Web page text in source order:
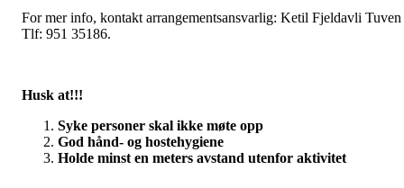
For mer info, kontakt arrangementsansvarlig: Ketil Fjeldavli Tuven
Tlf: 951 35186.
Husk at!!!
Syke personer skal ikke møte opp
God hånd- og hostehygiene
Holde minst en meters avstand utenfor aktivitet